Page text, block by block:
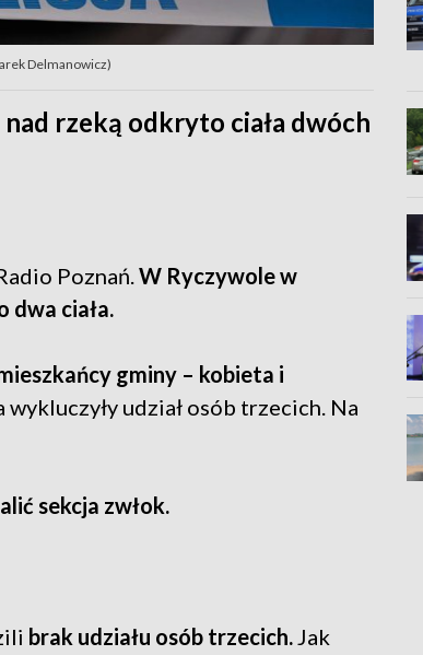
Delmanowicz)
rzeką odkryto ciała dwóch
Poznań.W Ryczywole w
dwa ciała.
gminy – kobieta i
udział osób trzecich. Na
sekcja zwłok.
brak udziału osób trzecich.Jak